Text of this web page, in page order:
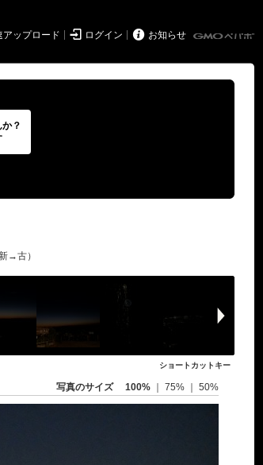
ップロード  ログイン  お知らせ
→古）
ショートカットキー
写真のサイズ 100% 75% 50%
？